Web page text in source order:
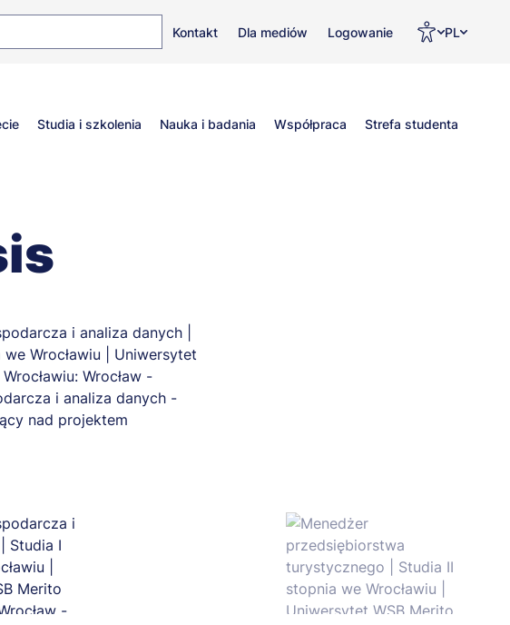
Top
Kontakt Dla mediów Logowanie PL
Studia i szkolenia Nauka i badania Współpraca Strefa studenta